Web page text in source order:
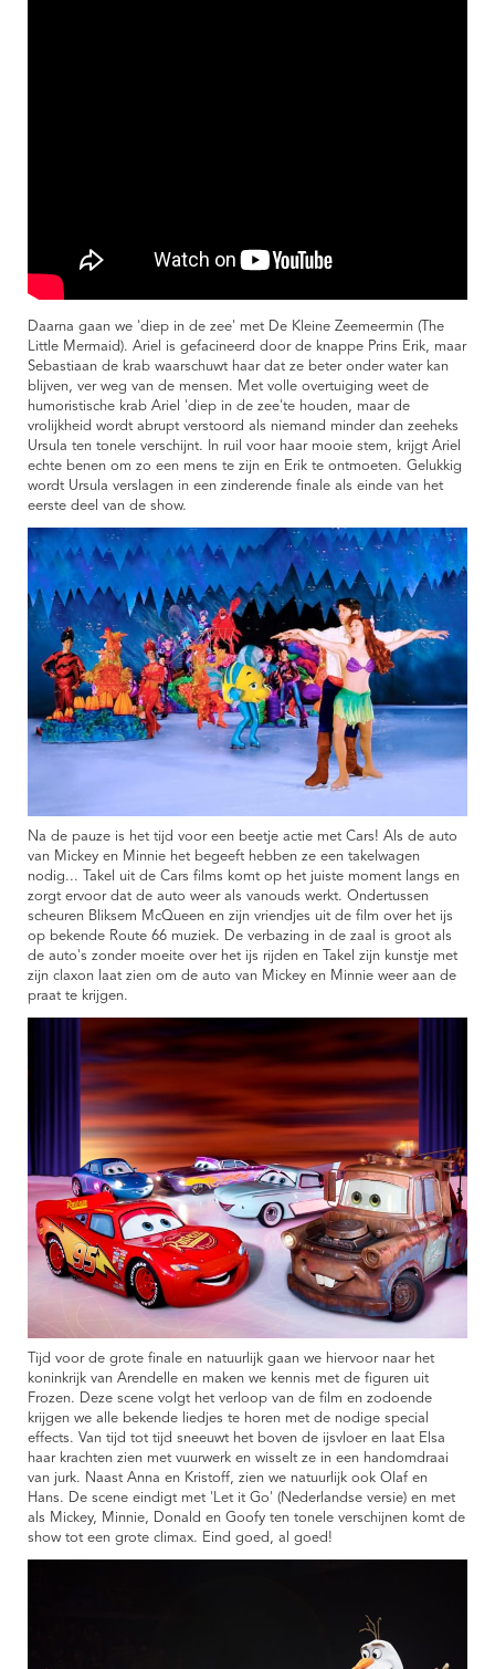
Daarna gaan we 'diep in de zee' met De Kleine Zeemeermin (The
Little Mermaid). Ariel is gefacineerd door de knappe Prins Erik, maar
Sebastiaan de krab waarschuwt haar dat ze beter onder water kan
blijven, ver weg van de mensen. Met volle overtuiging weet de
humoristische krab Ariel 'diep in de zee'te houden, maar de
vrolijkheid wordt abrupt verstoord als niemand minder dan zeeheks
Ursula ten tonele verschijnt. In ruil voor haar mooie stem, krijgt Ariel
echte benen om zo een mens te zijn en Erik te ontmoeten. Gelukkig
wordt Ursula verslagen in een zinderende finale als einde van het
eerste deel van de show.
Na de pauze is het tijd voor een beetje actie met Cars! Als de auto
van Mickey en Minnie het begeeft hebben ze een takelwagen
nodig... Takel uit de Cars films komt op het juiste moment langs en
zorgt ervoor dat de auto weer als vanouds werkt. Ondertussen
scheuren Bliksem McQueen en zijn vriendjes uit de film over het ijs
op bekende Route 66 muziek. De verbazing in de zaal is groot als
de auto's zonder moeite over het ijs rijden en Takel zijn kunstje met
zijn claxon laat zien om de auto van Mickey en Minnie weer aan de
praat te krijgen.
Tijd voor de grote finale en natuurlijk gaan we hiervoor naar het
koninkrijk van Arendelle en maken we kennis met de figuren uit
Frozen. Deze scene volgt het verloop van de film en zodoende
krijgen we alle bekende liedjes te horen met de nodige special
effects. Van tijd tot tijd sneeuwt het boven de ijsvloer en laat Elsa
haar krachten zien met vuurwerk en wisselt ze in een handomdraai
van jurk. Naast Anna en Kristoff, zien we natuurlijk ook Olaf en
Hans. De scene eindigt met 'Let it Go' (Nederlandse versie) en met
als Mickey, Minnie, Donald en Goofy ten tonele verschijnen komt de
show tot een grote climax. Eind goed, al goed!